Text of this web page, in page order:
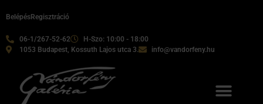
06-1/267-52-62
H-Szo: 10:00 - 18:00
1053 Budapest, Kossuth Lajos utca 3.
info@vandorfeny.hu
BelépésRegisztráció